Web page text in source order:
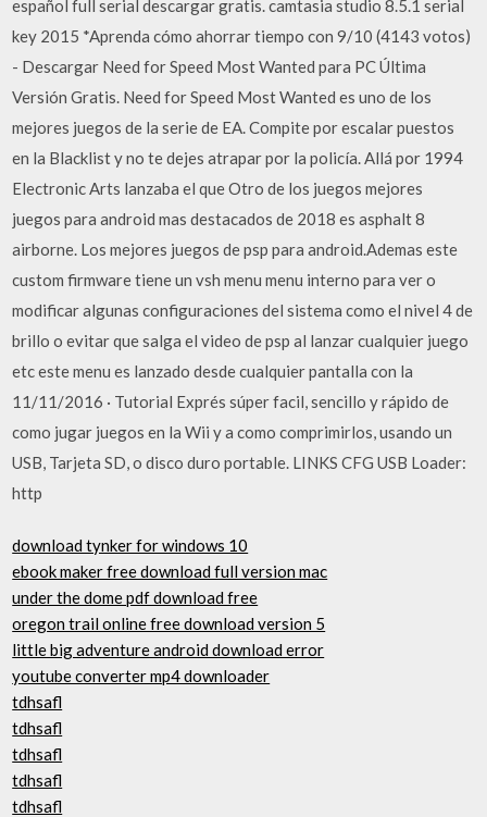
español full serial descargar gratis. camtasia studio 8.5.1 serial
key 2015 *Aprenda cómo ahorrar tiempo con 9/10 (4143 votos)
- Descargar Need for Speed Most Wanted para PC Última
Versión Gratis. Need for Speed Most Wanted es uno de los
mejores juegos de la serie de EA. Compite por escalar puestos
en la Blacklist y no te dejes atrapar por la policía. Allá por 1994
Electronic Arts lanzaba el que Otro de los juegos mejores
juegos para android mas destacados de 2018 es asphalt 8
airborne. Los mejores juegos de psp para android.Ademas este
custom firmware tiene un vsh menu menu interno para ver o
modificar algunas configuraciones del sistema como el nivel 4 de
brillo o evitar que salga el video de psp al lanzar cualquier juego
etc este menu es lanzado desde cualquier pantalla con la
11/11/2016 · Tutorial Exprés súper facil, sencillo y rápido de
como jugar juegos en la Wii y a como comprimirlos, usando un
USB, Tarjeta SD, o disco duro portable. LINKS CFG USB Loader:
http
download tynker for windows 10
ebook maker free download full version mac
under the dome pdf download free
oregon trail online free download version 5
little big adventure android download error
youtube converter mp4 downloader
tdhsafl
tdhsafl
tdhsafl
tdhsafl
tdhsafl